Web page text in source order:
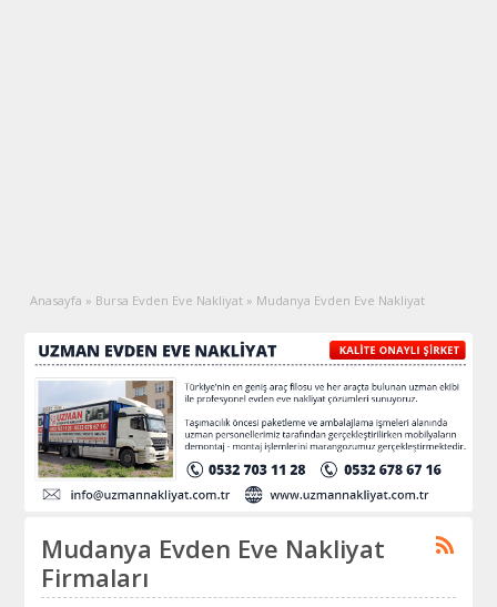
Anasayfa » Bursa Evden Eve Nakliyat » Mudanya Evden Eve Nakliyat
Mudanya Evden Eve Nakliyat
Firmaları